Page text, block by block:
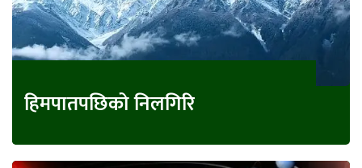
हिमपातपछिको निलगिरि